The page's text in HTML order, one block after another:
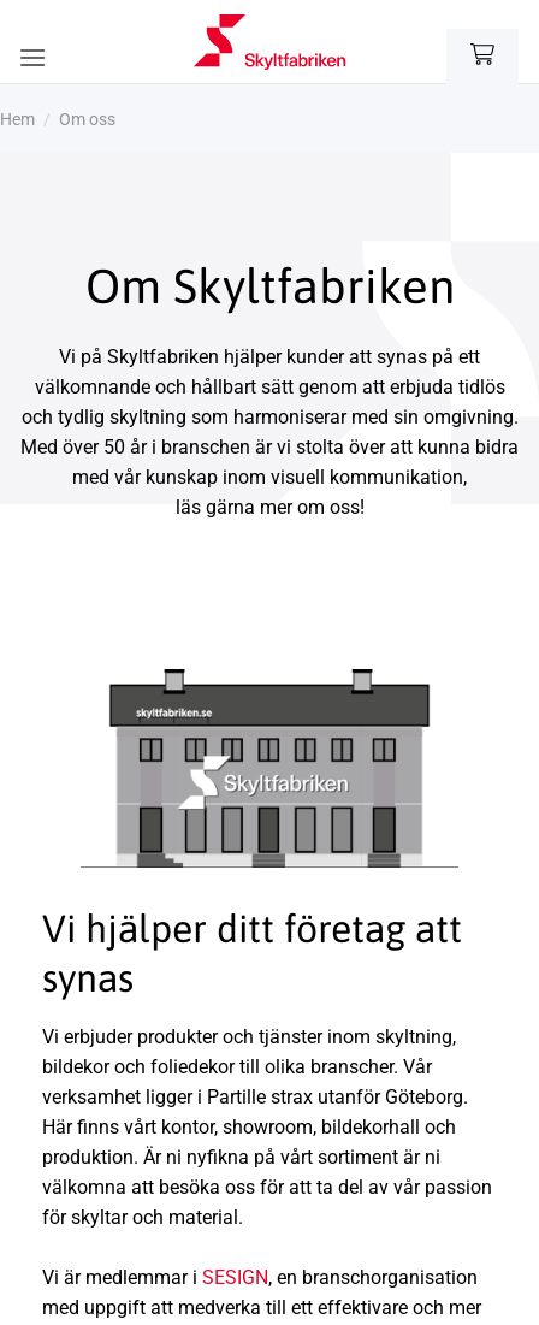
content
Hem / Om oss
Om Skyltfabriken
Vi på Skyltfabriken hjälper kunder att synas på ett
välkomnande och hållbart sätt genom att erbjuda tidlös
och tydlig skyltning som harmoniserar med sin omgivning.
Med över 50 år i branschen är vi stolta över att kunna bidra
med vår kunskap inom visuell kommunikation,
läs gärna mer om oss!
Vi hjälper ditt företag att
synas
Vi erbjuder produkter och tjänster inom skyltning,
bildekor och foliedekor till olika branscher. Vår
verksamhet ligger i Partille strax utanför Göteborg.
Här finns vårt kontor, showroom, bildekorhall och
produktion. Är ni nyfikna på vårt sortiment är ni
välkomna att besöka oss för att ta del av vår passion
för skyltar och material.
Vi är medlemmar i SESIGN, en branschorganisation
med uppgift att medverka till ett effektivare och mer